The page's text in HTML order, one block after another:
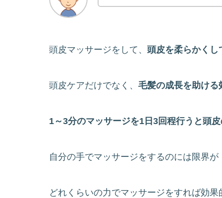
頭皮マッサージをして、 頭皮を柔らかくし
頭皮ケアだけでなく、 毛髪の成長を助ける
1～3分のマッサージを1日3回程行うと頭
自分の手でマッサージをするのには限界が
どれくらいの力でマッサージをすれば効果